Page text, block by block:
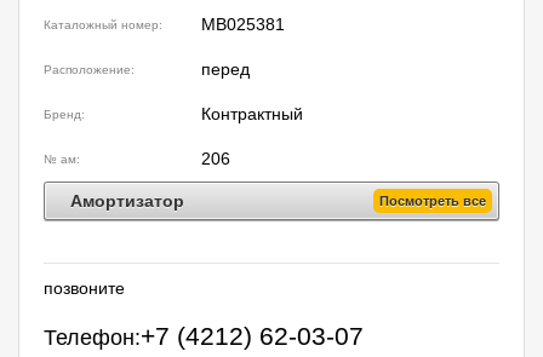
Каталожный номер: MB025381
Расположение: перед
Бренд: Контрактный
№ ам: 206
Амортизатор Посмотреть все
позвоните
Телефон:+7 (4212) 62-03-07